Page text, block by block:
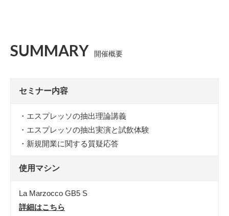
SUMMARY 開催概要
セミナー内容
・エスプレッソの抽出理論講義
・エスプレッソの抽出実演と試飲体験
・新規開業に関する質疑応答
使用マシン
La Marzocco GB5 S
詳細はこちら